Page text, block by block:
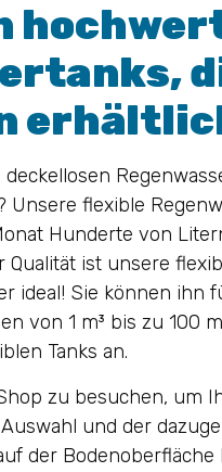
Unsere flexible
Hunderte von
ist unsere
ideal! Sie können ihn
von 1 m³ bis zu 100
Tanks an.
zu besuchen, um
und der
der